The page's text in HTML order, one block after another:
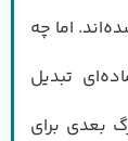
اما چه
تبدیل
بعدی برای